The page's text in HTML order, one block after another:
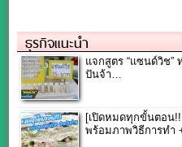
ธุรกิจแนะนำ
แจกสูตร “แซนด์วิช”
ปันจ้า…
[เปิดหมดทุกขั้นตอน
พร้อมภาพวิธีการทำ